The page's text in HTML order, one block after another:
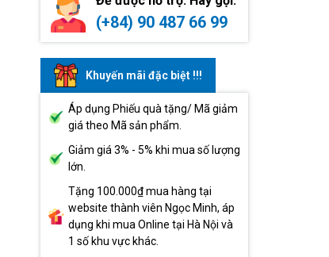
(+84) 90 487 66 99
Khuyến mãi đặc biệt !!!
Áp dụng Phiếu quà tặng/ Mã giảm
giá theo Mã sản phẩm.
Giảm giá 3% - 5% khi mua số lượng
lớn.
Tặng 100.000₫ mua hàng tại
website thành viên Ngọc Minh, áp
dụng khi mua Online tại Hà Nội và
1 số khu vực khác.